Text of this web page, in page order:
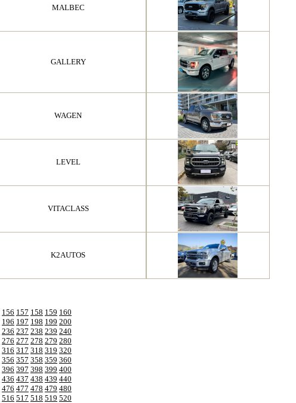
MALBEC
GALLERY
WAGEN
LEVEL
VITACLASS
K2AUTOS
156 157 158 159 160
196 197 198 199 200
236 237 238 239 240
276 277 278 279 280
316 317 318 319 320
356 357 358 359 360
396 397 398 399 400
436 437 438 439 440
476 477 478 479 480
516 517 518 519 520